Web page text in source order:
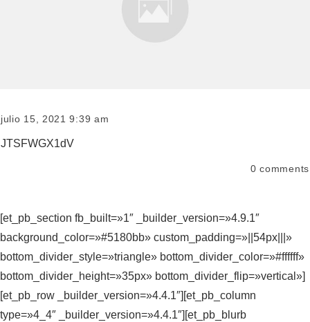
julio 15, 2021 9:39 am
JTSFWGX1dV
0 comments
[et_pb_section fb_built=»1″ _builder_version=»4.9.1″
background_color=»#5180bb» custom_padding=»||54px|||»
bottom_divider_style=»triangle» bottom_divider_color=»#ffffff»
bottom_divider_height=»35px» bottom_divider_flip=»vertical»]
[et_pb_row _builder_version=»4.4.1″][et_pb_column
type=»4_4″ _builder_version=»4.4.1″][et_pb_blurb